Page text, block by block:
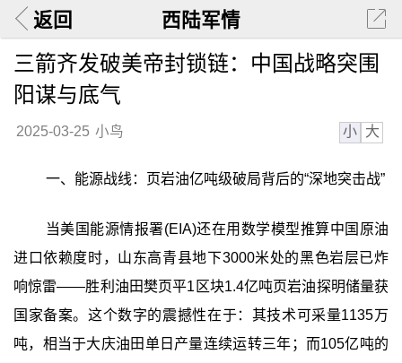
返回 西陆军情
三箭齐发破美帝封锁链：中国战略突围
阳谋与底气
2025-03-25 小鸟 小 大
一、能源战线：页岩油亿吨级破局背后的“深地突击战”
当美国能源情报署(EIA)还在用数学模型推算中国原油
进口依赖度时，山东高青县地下3000米处的黑色岩层已炸
响惊雷——胜利油田樊页平1区块1.4亿吨页岩油探明储量获
国家备案。这个数字的震撼性在于：其技术可采量1135万
吨，相当于大庆油田单日产量连续运转三年；而105亿吨的